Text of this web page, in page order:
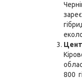
800